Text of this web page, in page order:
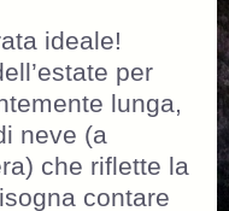
ideale!
per
lunga,
neve (a
che riflette la
contare